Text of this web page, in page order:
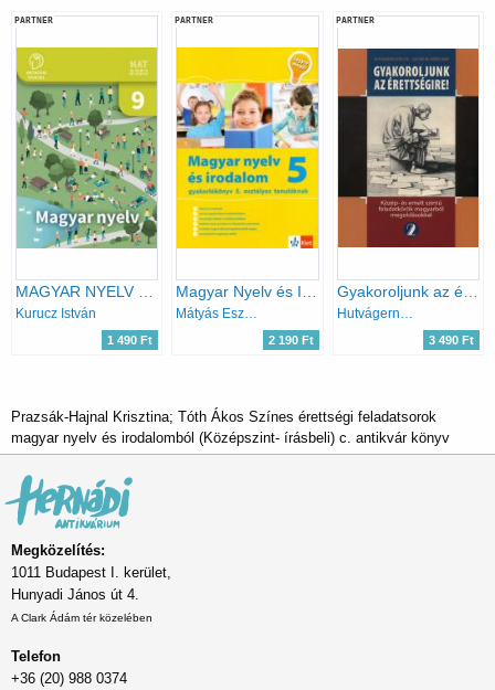
PARTNER
Kurucz István
1 490 Ft
PARTNER
Mátyás Eszter
2 190 Ft
PARTNER
Gyakoroljunk az érettségire 2.
Hutvágerné Róth Éva; Szűcsné Dr. Harkó Enikő
3 490 Ft
Prazsák-Hajnal Krisztina; Tóth Ákos Színes érettségi feladatsorok
magyar nyelv és irodalomból (Középszint- írásbeli) c. antikvár könyv
Megközelítés:
1011 Budapest I. kerület,
Hunyadi János út 4.
A Clark Ádám tér közelében
Telefon
+36 (20) 988 0374